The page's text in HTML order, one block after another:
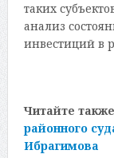
таких
анализ
инвестиций в
Читайте также
районного
Ибрагимова